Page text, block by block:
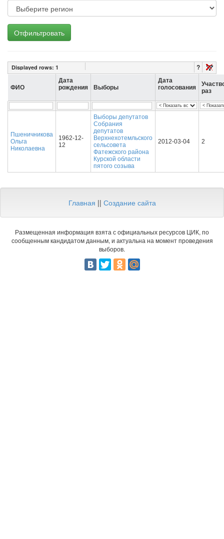
Отфильтровать
Displayed rows: 1 ?
ФИО
Дата
рождения
Выборы
Дата
голосования
раз
Пшеничникова
Ольга
Николаевна
1962-12-
12
Выборы депутатов
Собрания
депутатов
Верхнехотемльского
сельсовета
Фатежского района
Курской области
пятого созыва
2012-03-04 2
Главная || Создание сайта
Размещенная информация взята с официальных ресурсов ЦИК, по
сообщенным кандидатом данным, и актуальна на момент проведения
выборов.